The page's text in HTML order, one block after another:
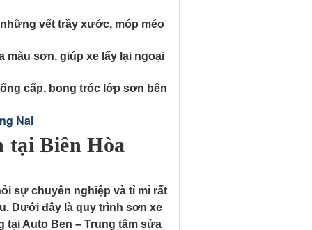
vết trầy xước, móp méo
màu sơn, giúp xe lấy lại ngoại
cấp, bong tróc lớp sơn bên
Nai
tại Biên Hòa
sự chuyên nghiệp và tỉ mỉ rất
Dưới đây là quy trình sơn xe
tại Auto Ben – Trung tâm sửa